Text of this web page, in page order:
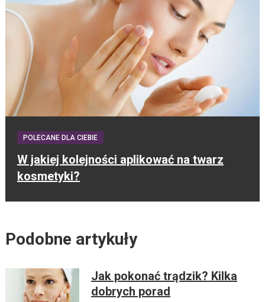
POLECANE DLA CIEBIE
W jakiej kolejności aplikować na twarz
kosmetyki?
Podobne artykuły
Jak pokonać trądzik? Kilka
dobrych porad